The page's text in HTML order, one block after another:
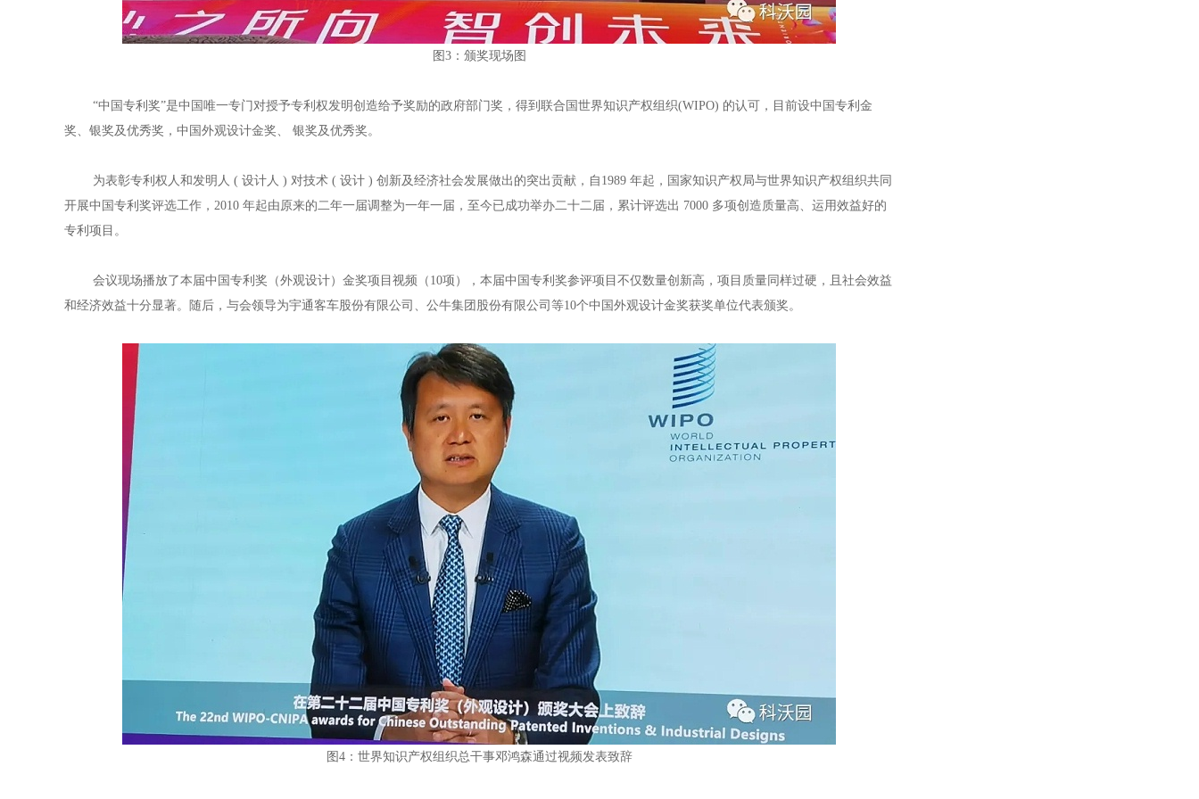
图3：颁奖现场图
“中国专利奖”是中国唯一专门对授予专利权发明创造给予奖励的政府部门奖，得到联合国世界知识产权组织(WIPO) 的认可，目前设中国专利金
奖、银奖及优秀奖，中国外观设计金奖、 银奖及优秀奖。
为表彰专利权人和发明人 ( 设计人 ) 对技术 ( 设计 ) 创新及经济社会发展做出的突出贡献，自1989 年起，国家知识产权局与世界知识产权组织共同
开展中国专利奖评选工作，2010 年起由原来的二年一届调整为一年一届，至今已成功举办二十二届，累计评选出 7000 多项创造质量高、运用效益好的
专利项目。
会议现场播放了本届中国专利奖（外观设计）金奖项目视频（10项），本届中国专利奖参评项目不仅数量创新高，项目质量同样过硬，且社会效益
和经济效益十分显著。随后，与会领导为宇通客车股份有限公司、公牛集团股份有限公司等10个中国外观设计金奖获奖单位代表颁奖。
图4：世界知识产权组织总干事邓鸿森通过视频发表致辞